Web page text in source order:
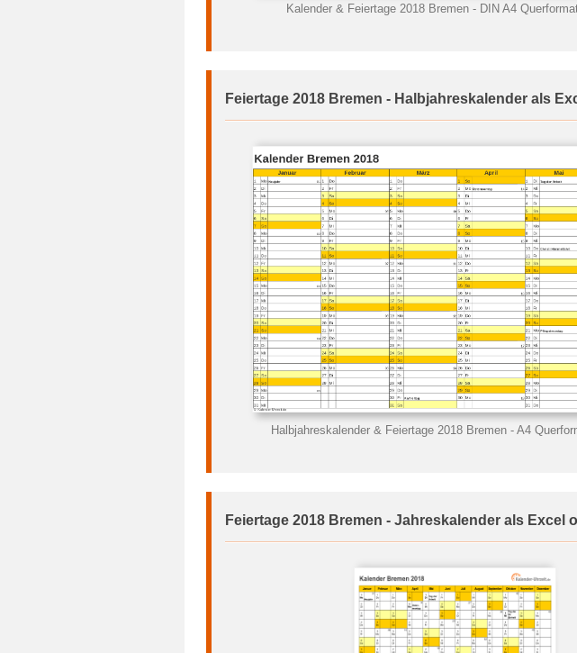
Kalender & Feiertage 2018 Bremen- DIN A4
Feiertage 2018 Bremen - Halbjahreskalender als
Halbjahreskalender & Feiertage 2018 Bremen - A4
Feiertage 2018 Bremen - Jahreskalender als Excel